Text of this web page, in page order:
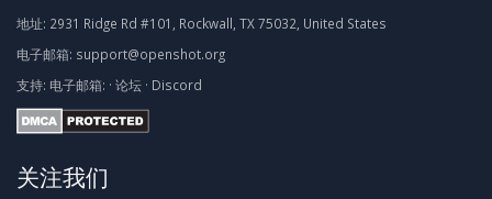
地址: 2931 Ridge Rd #101, Rockwall, TX 75032, United States
电子邮箱: support@openshot.org
支持: 电子邮箱: · 论坛 · Discord
关注我们